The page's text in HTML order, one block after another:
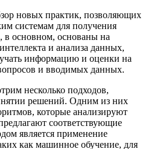
новых практик, позволяющих
системам для получения
в основном, основаны на
и анализа данных,
информацию и оценки на
и вводимых данных.
несколько подходов,
решений. Одним из них
которые анализируют
соответствующие
является применение
как машинное обучение, для